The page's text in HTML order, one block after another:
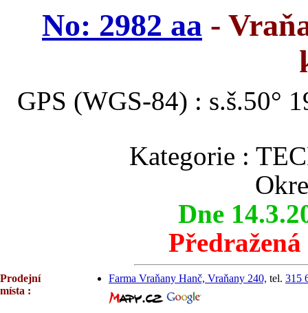
No: 2982 aa -
GPS (WGS-84) : s.š.50°
Kategorie :
Dne
Prodejní
místa :
Farma Vraňany Hanč, Vraňany 240, tel. 315